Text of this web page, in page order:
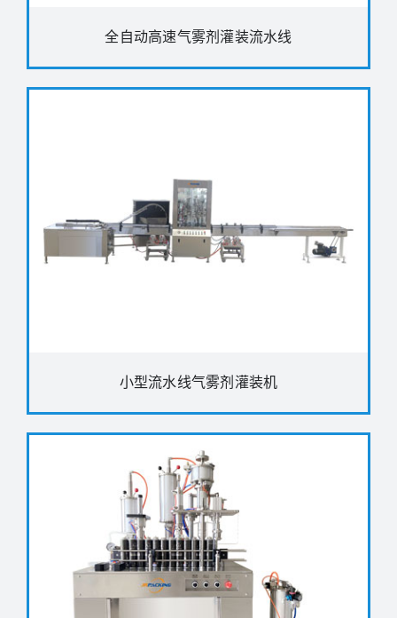
全自动高速气雾剂灌装流水线
小型流水线气雾剂灌装机